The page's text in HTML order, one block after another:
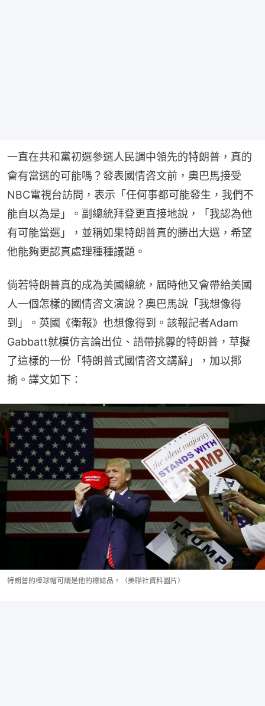
一直在共和黨初選參選人民調中領先的特朗普，真的
會有當選的可能嗎？發表國情咨文前，奧巴馬接受
NBC電視台訪問，表示「任何事都可能發生，我們不
能自以為是」。副總統拜登更直接地說，「我認為他
有可能當選」，並稱如果特朗普真的勝出大選，希望
他能夠更認真處理種種議題。
倘若特朗普真的成為美國總統，屆時他又會帶給美國
人一個怎樣的國情咨文演說？奧巴馬說「我想像得
到」。英國《衛報》也想像得到。該報記者Adam
Gabbatt就模仿言論出位、語帶挑釁的特朗普，草擬
了這樣的一份「特朗普式國情咨文講辭」，加以揶
揄。譯文如下：
特朗普的棒球帽可謂是他的標誌品。（美聯社資料圖片）